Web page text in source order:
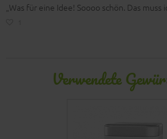
„Was für eine Idee! Soooo schön. Das muss
Verwendete